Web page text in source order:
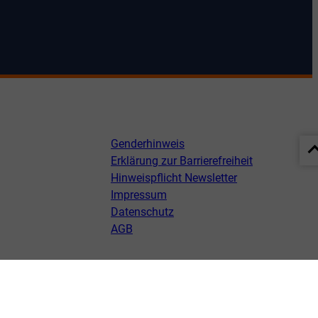
Genderhinweis
Erklärung zur Barrierefreiheit
Hinweispflicht Newsletter
Impressum
Datenschutz
AGB